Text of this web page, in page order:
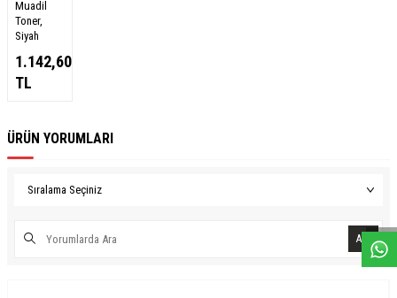
WhasappDeseHatt
Muadil
Toner,
Siyah
1.142,60
TL
ÜRÜN YORUMLARI
Ara